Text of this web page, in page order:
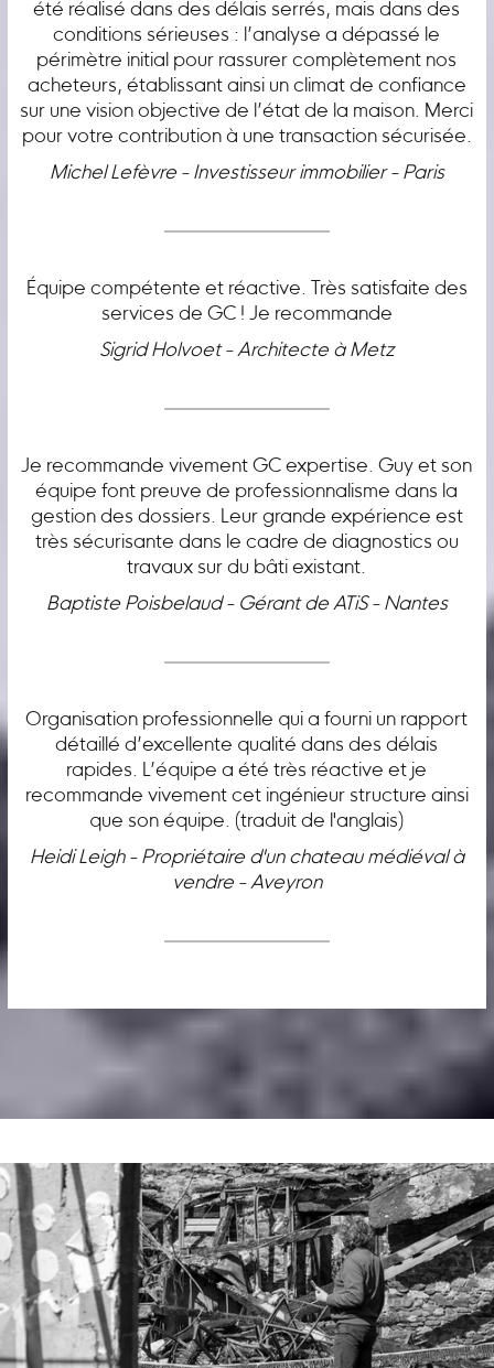
été réalisé dans des délais serrés, mais dans des
conditions sérieuses : l’analyse a dépassé le
périmètre initial pour rassurer complètement nos
acheteurs, établissant ainsi un climat de confiance
sur une vision objective de l’état de la maison. Merci
pour votre contribution à une transaction sécurisée.
Michel Lefèvre - Investisseur immobilier - Paris
Équipe compétente et réactive. Très satisfaite des
services de GC ! Je recommande
Sigrid Holvoet - Architecte à Metz
Je recommande vivement GC expertise. Guy et son
équipe font preuve de professionnalisme dans la
gestion des dossiers. Leur grande expérience est
très sécurisante dans le cadre de diagnostics ou
travaux sur du bâti existant.
Baptiste Poisbelaud - Gérant de ATiS - Nantes
Organisation professionnelle qui a fourni un rapport
détaillé d’excellente qualité dans des délais
rapides. L’équipe a été très réactive et je
recommande vivement cet ingénieur structure ainsi
que son équipe. (traduit de l'anglais)
Heidi Leigh - Propriétaire d'un chateau médiéval à
vendre - Aveyron